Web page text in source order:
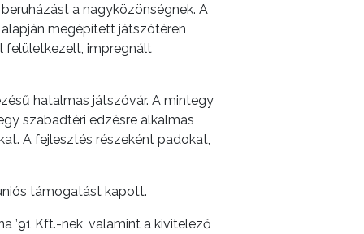
a nagyközönségnek. A
megépített játszótéren
felületkezelt, impregnált
hatalmas játszóvár. A mintegy
szabadtéri edzésre alkalmas
A fejlesztés részeként padokat,
támogatást kapott.
’91 Kft.-nek, valamint a kivitelező